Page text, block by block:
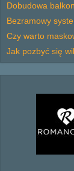
Dobudowa
Bezramowy
Czy warto
Jak pozbyć się